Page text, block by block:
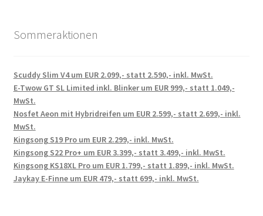
Sommeraktionen
Scuddy Slim V4 um EUR 2.099,- statt 2.590,- inkl. MwSt.
E-Twow GT SL Limited inkl. Blinker um EUR 999,- statt 1.049,-
MwSt.
Nosfet Aeon mit Hybridreifen um EUR 2.599,- statt 2.699,- inkl.
MwSt.
Kingsong S19 Pro um EUR 2.299,- inkl. MwSt.
Kingsong S22 Pro+ um EUR 3.399,- statt 3.499,- inkl. MwSt.
Kingsong KS18XL Pro um EUR 1.799,- statt 1.899,- inkl. MwSt.
Jaykay E-Finne um EUR 479,- statt 699,- inkl. MwSt.